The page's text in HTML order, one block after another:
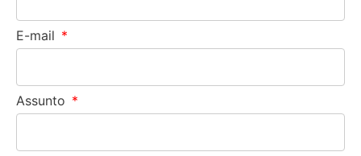
E-mail
Assunto